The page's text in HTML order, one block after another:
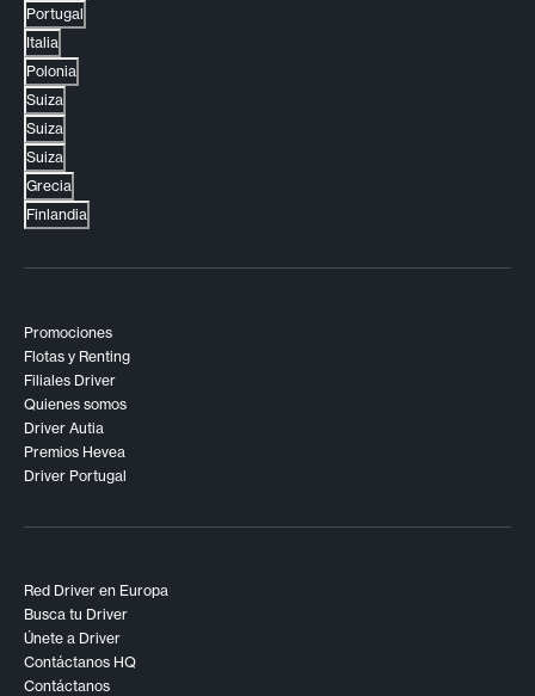
Portugal
Italia
Polonia
Suiza
Suiza
Suiza
Grecia
Finlandia
Promociones
Flotas y Renting
Filiales Driver
Quienes somos
Driver Autia
Premios Hevea
Driver Portugal
Red Driver en Europa
Busca tu Driver
Únete a Driver
Contáctanos HQ
Contáctanos